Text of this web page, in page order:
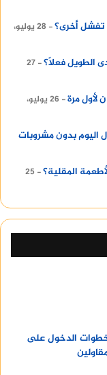
تفشل أخرى؟
28 يوليو،
الطويل فعلًا؟ 27
لأول مرة
26 يوليو،
اليوم بدون مشروبات
المقلية؟
25
خطوات الدخول على